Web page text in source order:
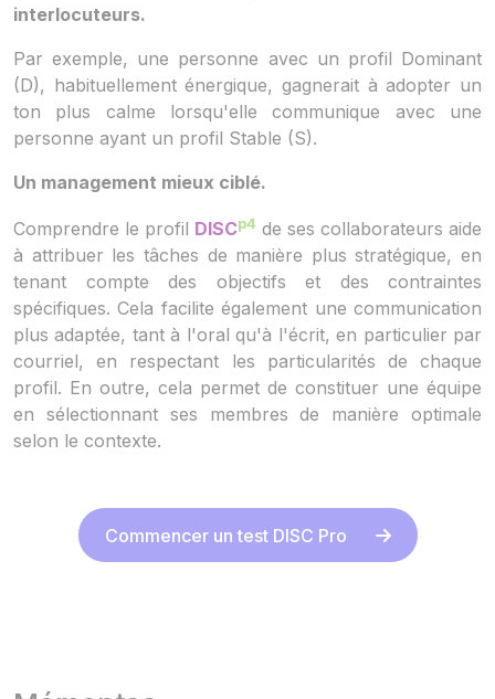
interlocuteurs.
Par exemple, une personne avec un profil Dominant
(D), habituellement énergique, gagnerait à adopter un
ton plus calme lorsqu'elle communique avec une
personne ayant un profil Stable (S).
Un management mieux ciblé.
Comprendre le profil DISCp4 de ses collaborateurs aide
à attribuer les tâches de manière plus stratégique, en
tenant compte des objectifs et des contraintes
spécifiques. Cela facilite également une communication
plus adaptée, tant à l'oral qu'à l'écrit, en particulier par
courriel, en respectant les particularités de chaque
profil. En outre, cela permet de constituer une équipe
en sélectionnant ses membres de manière optimale
selon le contexte.
Commencer un test DISC Pro